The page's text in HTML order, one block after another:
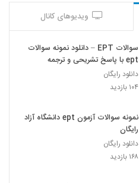
ویدیوهای کانال
سوالات EPT – دانلود نمونه سوالات
ept با پاسخ تشریحی و ترجمه
دانلود رایگان
۱۰۴ بازدید
نمونه سوالات آزمون ept دانشگاه آزاد
رایگان
دانلود رایگان
۱۶۸ بازدید